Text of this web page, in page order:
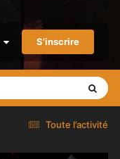
S’inscrire
Toute l’activité